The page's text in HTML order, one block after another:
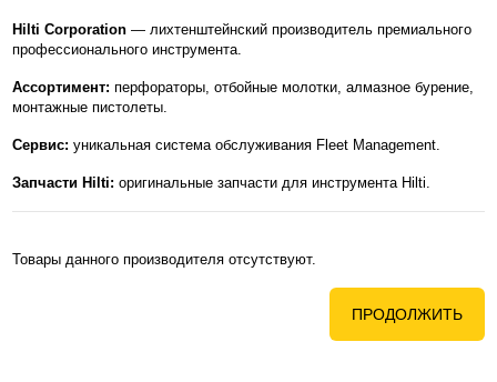
Hilti Corporation — лихтенштейнский производитель премиального
профессионального инструмента.
Ассортимент: перфораторы, отбойные молотки, алмазное бурение,
монтажные пистолеты.
Сервис: уникальная система обслуживания Fleet Management.
Запчасти Hilti: оригинальные запчасти для инструмента Hilti.
Товары данного производителя отсутствуют.
ПРОДОЛЖИТЬ